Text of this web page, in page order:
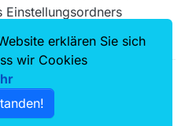
Einstellungsordners
erklären Sie sich
wir Cookies